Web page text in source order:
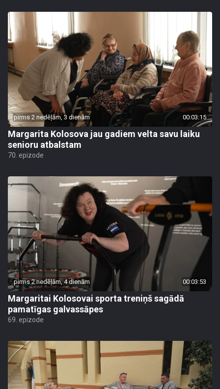
pirms 2 nedēļām, 3 dienām 00:03:15
Margarita Kolosova jau gadiem velta savu laiku
senioru atbalstam
70. epizode
pirms 2 nedēļām, 4 dienām 00:03:53
Margaritai Kolosovai sporta treniņš sagādā
pamatīgas galvassāpes
69. epizode